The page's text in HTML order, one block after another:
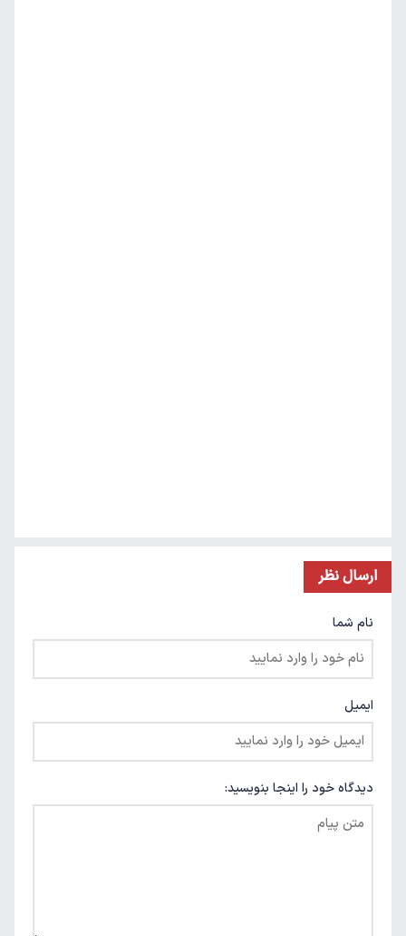
ارسال نظر
نام شما
ایمیل
دیدگاه خود را اینجا بنویسید: